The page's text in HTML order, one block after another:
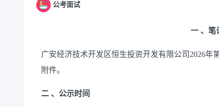
公考面试
一 、笔
广安经济技术开发区恒生投资开发有限公司 2026年
附件。
二 、公示时间